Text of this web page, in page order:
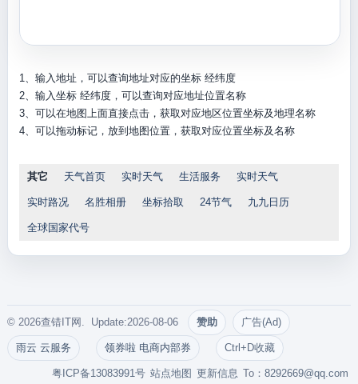
1、输入地址，可以查询地址对应的坐标 经纬度
2、输入坐标 经纬度，可以查询对应地址位置名称
3、可以在地图上面直接点击，获取对应地区位置坐标及地理名称
4、可以拖动标记，放到地图位置，获取对应位置坐标及名称
其它 天气首页 实时天气 生活服务 实时天气
实时路况 名胜相册 坐标拾取 24节气 九九日历
全球国家代号
© 2026查错IT网. Update:2026-08-06 赞助 广告(Ad)
雨云 云服务 领券啦 电商内部券 Ctrl+D收藏
To：8292669@qq.com
更新信息
站点地图
粤ICP备13083991号